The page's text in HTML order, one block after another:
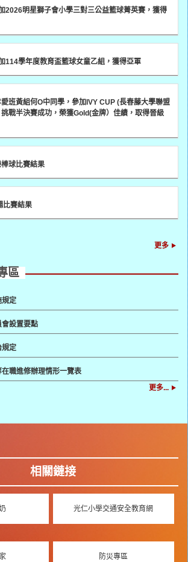
2026明星獅子會小學三對三公益籃球菁英賽，獲得
114學年度教育盃籃球女童乙組，獲得亞軍
愛班黃組何O中同學，參加IVY CUP (長春藤大學聯盟
戰半決賽成功，榮獲Gold(金牌）佳績，取得晉級
球比賽結果
比賽結果
更多
區
規定
設置要點
規定
職進修辦理情形一覽表
更多...
相關鏈接
光仁小學交通安全教育網
防災專區